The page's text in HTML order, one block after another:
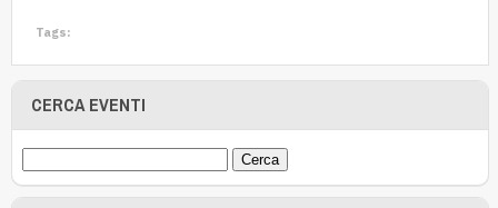
Tags:
CERCA EVENTI